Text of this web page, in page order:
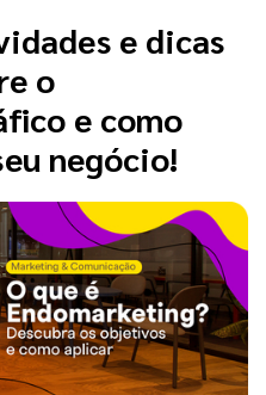
e dicas
o
e como
negócio!